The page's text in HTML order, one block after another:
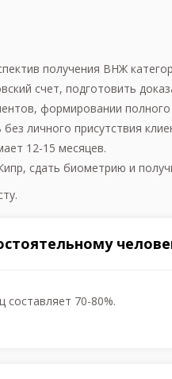
получения ВНЖ
счет, подготовить
формировании полного
личного присутствия
12-15 месяцев.
сдать биометрию и
70-80%.